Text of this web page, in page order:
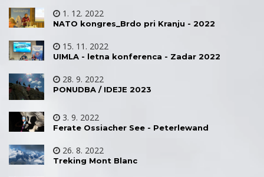
1. 12. 2022
NATO kongres_Brdo pri Kranju - 2022
15. 11. 2022
UIMLA - letna konferenca - Zadar 2022
28. 9. 2022
PONUDBA / IDEJE 2023
3. 9. 2022
Ferate Ossiacher See - Peterlewand
26. 8. 2022
Treking Mont Blanc